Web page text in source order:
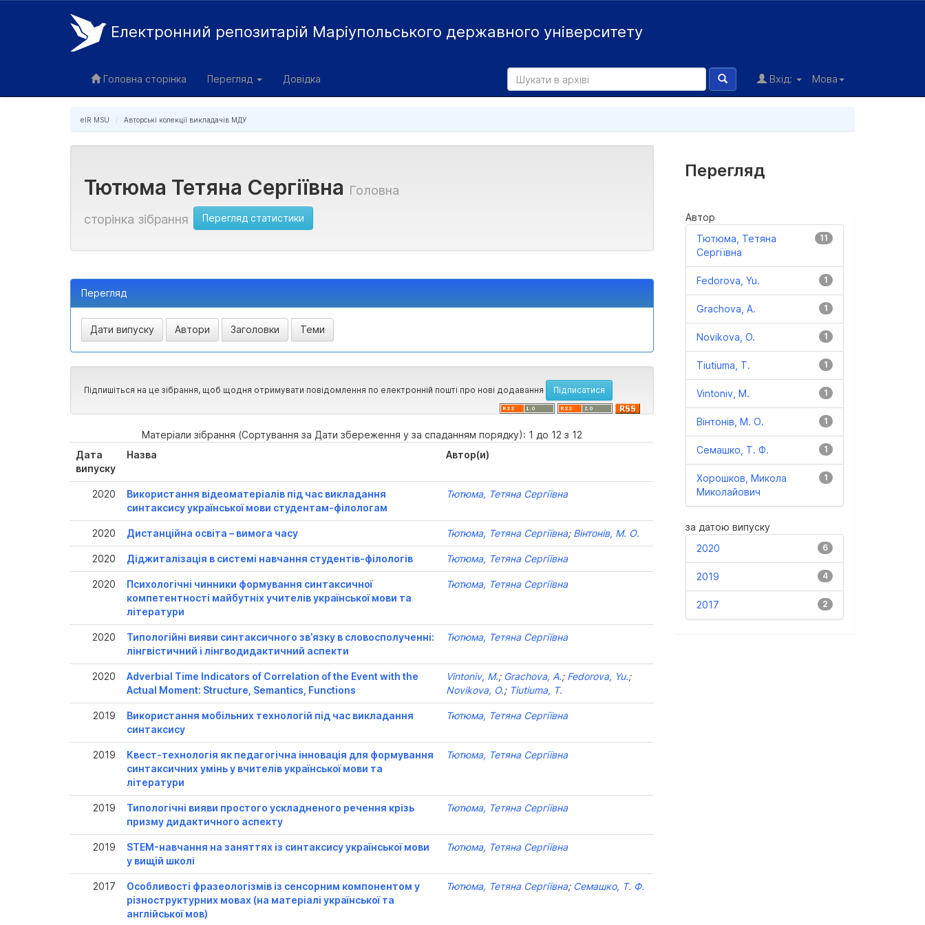
Електронний репозитарій Маріупольського державного університету
Головна сторінка Перегляд Довідка Мова
Вхід:
eIR MSU Авторські колекції викладачів МДУ
Тютюма Тетяна Сергіївна Головна
сторінка зібрання
Перегляд статистики
Перегляд
Підпишіться на це зібрання, щоб щодня отримувати повідомлення по електронній пошті про нові додавання
Матеріали зібрання (Сортування за Дати збереження у за спаданням порядку): 1 до 12 з 12
Дата
випуску
Назва Автор(и)
2020
Використання відеоматеріалів під час викладання
синтаксису української мови студентам-філологам
Тютюма, Тетяна Сергіївна
2020 Дистанційна освіта – вимога часу Тютюма, Тетяна Сергіївна; Вінтонів, М. О.
2020 Діджиталізація в системі навчання студентів-філологів Тютюма, Тетяна Сергіївна
2020
Психологічні чинники формування синтаксичної
компетентності майбутніх учителів української мови та
літератури
Тютюма, Тетяна Сергіївна
2020
Типологійні вияви синтаксичного зв’язку в словосполученні:
лінгвістичний і лінгводидактичний аспекти
Тютюма, Тетяна Сергіївна
2020
Adverbial Time Indicators of Correlation of the Event with the
Actual Moment: Structure, Semantics, Functions
Vintoniv, M.; Grachova, A.; Fedorova, Yu.;
Novikova, O.; Tiutiuma, T.
2019
Використання мобільних технологій під час викладання
синтаксису
Тютюма, Тетяна Сергіївна
2019
Квест-технологія як педагогічна інновація для формування
синтаксичних умінь у вчителів української мови та
літератури
Тютюма, Тетяна Сергіївна
2019
Типологічні вияви простого ускладненого речення крізь
призму дидактичного аспекту
Тютюма, Тетяна Сергіївна
2019
STEM-навчання на заняттях із синтаксису української мови
у вищій школі
Тютюма, Тетяна Сергіївна
2017
Особливості фразеологізмів із сенсорним компонентом у
різноструктурних мовах (на матеріалі української та
англійської мов)
Тютюма, Тетяна Сергіївна; Семашко, Т. Ф.
Перегляд
Автор
11
Тютюма, Тетяна
Сергіївна
1
Fedorova, Yu.
1
Grachova, A.
1
Novikova, O.
1
Tiutiuma, T.
1
Vintoniv, M.
1
Вінтонів, М. О.
1
Семашко, Т. Ф.
1
Хорошков, Микола
Миколайович
за датою випуску
6
2020
4
2019
2
2017